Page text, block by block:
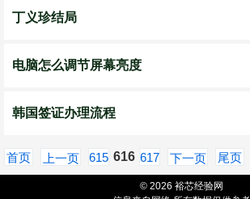
丁义珍结局
电脑怎么调节屏幕亮度
韩国签证办理流程
首页 上一页 615 616 617 下一页 尾页
© 2026 裕芯经验网